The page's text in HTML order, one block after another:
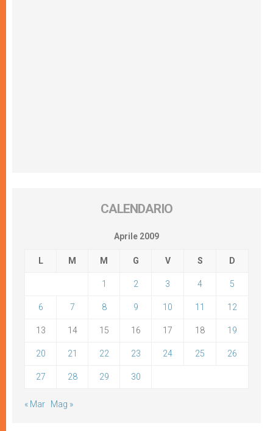
CALENDARIO
Aprile 2009
L M M G V S D
1 2 3 4 5
6 7 8 9 10 11 12
13 14 15 16 17 18 19
20 21 22 23 24 25 26
27 28 29 30
« Mar Mag »